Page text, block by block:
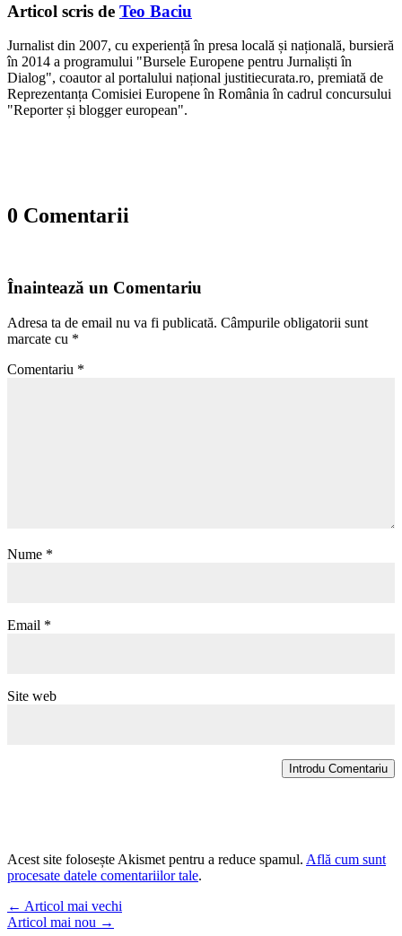
Articol scris de Teo Baciu
Jurnalist din 2007, cu experiență în presa locală și națională, bursieră
în 2014 a programului "Bursele Europene pentru Jurnaliști în
Dialog", coautor al portalului național justitiecurata.ro, premiată de
Reprezentanța Comisiei Europene în România în cadrul concursului
"Reporter și blogger european".
0 Comentarii
Înaintează un Comentariu
Adresa ta de email nu va fi publicată. Câmpurile obligatorii sunt
marcate cu *
Comentariu *
Nume *
Email *
Site web
Introdu Comentariu
Acest site folosește Akismet pentru a reduce spamul. Află cum sunt
procesate datele comentariilor tale.
← Articol mai vechi
Articol mai nou →